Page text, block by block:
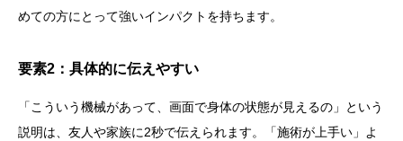
めての方にとって強いインパクトを持ちます。
要素2：具体的に伝えやすい
「こういう機械があって、画面で身体の状態が見えるの」という
説明は、友人や家族に2秒で伝えられます。「施術が上手い」よ